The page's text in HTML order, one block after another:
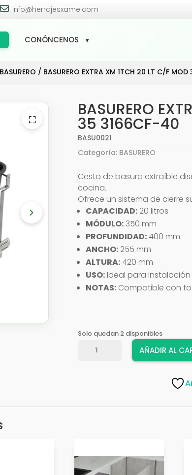
 info@herrajesxame.com
CONÓNCENOS
BASURERO / BASURERO EXTRA XM 1TCH 20 LT C/F
⛶ BASURERO
35 3166CF-40
BASU0021
Categoría: BASURERO
Cesto de basura extraíble
cocina.
Ofrece un sistema de cierre
CAPACIDAD: 20 litros
MÓDULO:350 mm
PROFUNDIDAD: 400 mm
ANCHO: 255 mm
ALTURA: 420 mm
USO: Ideal para
NOTAS: Compatible con
Solo quedan 2 disponibles
EXTRA
40
cantidad
AÑADIR AL